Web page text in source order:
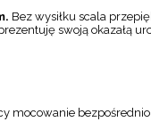
Bez wysiłku scala
swoją okazałą
mocowanie